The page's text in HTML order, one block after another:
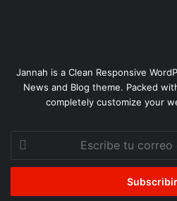
Jannah is a Clean Responsive
News and Blog theme. Packed
completely customize your
Escribe
correo